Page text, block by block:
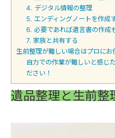
4. デジタル情報の整理
5. エンディングノートを作成
6. 必要であれば遺言書の作成
7. 家族と共有する
生前整理が難しい場合はプロにお
自力での作業が難しいと感じ
ださい！
遺品整理と生前整